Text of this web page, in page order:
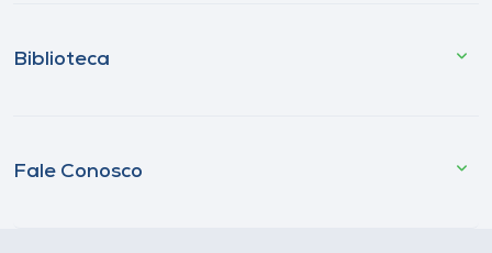
Biblioteca
Fale Conosco